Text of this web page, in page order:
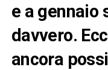
e a gennaio
davvero.
ancora